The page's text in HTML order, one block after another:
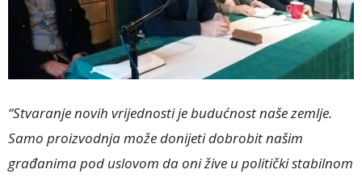
“Stvaranje novih vrijednosti je budućnost naše zemlje.
Samo proizvodnja može donijeti dobrobit našim
građanima pod uslovom da oni žive u politički stabilnom